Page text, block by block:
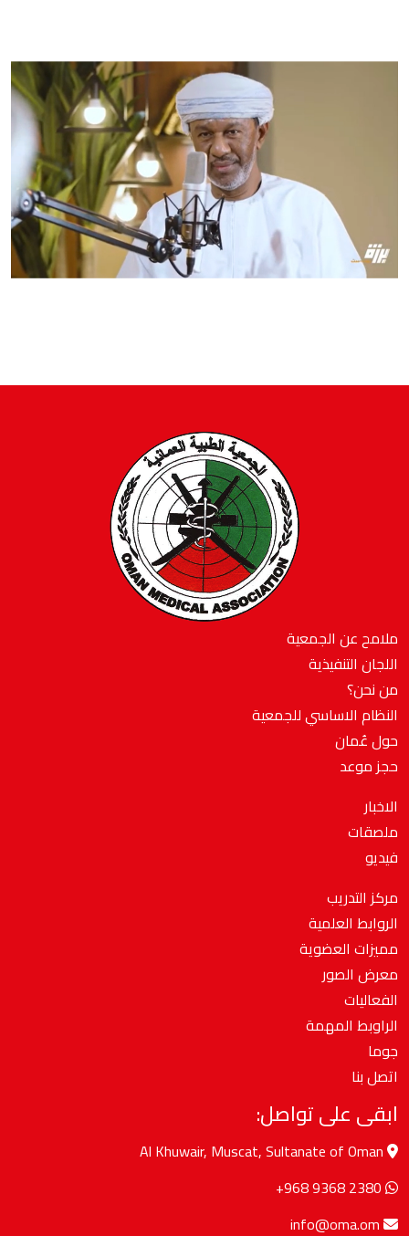
ملامح عن الجمعية
اللجان التنفيذية
من نحن؟
النظام الاساسي للجمعية
حول عُمان
حجز موعد
الاخبار
ملصقات
فيديو
مركز التدريب
الروابط العلمية
مميزات العضوية
معرض الصور
الفعاليات
الراوبط المهمة
جوما
اتصل بنا
ابقى على تواصل:
+968 9368 2380
info@oma.om